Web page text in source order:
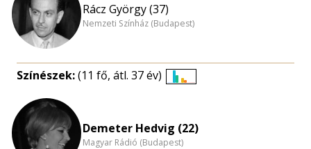
Rácz György (37)
Nemzeti Színház (Budapest)
Színészek:(11 fő, átl. 37 év)
nagyítása
Demeter Hedvig (22)
Magyar Rádió (Budapest)